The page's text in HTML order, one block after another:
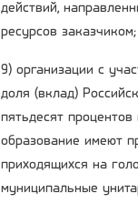
действий,
ресурсов заказчиком;
9) организации с
доля (вклад)
пятьдесят
образование имеют
приходящихся на
муниципальные